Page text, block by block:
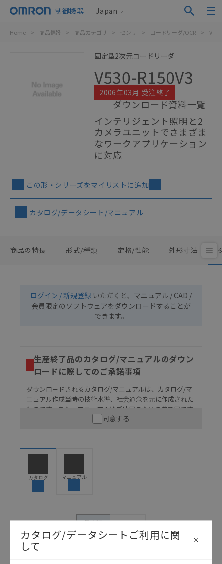
制御機器 Japan
Home > 商品情報 > 商品カテゴリ > センサ > コードリーダ/OCR >
固定型2次元コードリーダ
V530-R150V3
2006年03月 受注終了
ダウンロード資料一覧
インテリジェント照明と2
カメラユニットでさまざま
なワークアプリケーション
に対応
この形・シリーズをマイリストに追加
カタログ/データシート/マニュアル
商品の特長 形式/種類 定格/性能 外形寸法
ログイン / 新規登録 いただくと、マニュアル / CAD /
会員限定のソフトウェアをダウンロードすることが
できます。
生産終了品のカタログ/マニュアルのダウン
ロードに際してのご承諾事項
ダウンロードされるカタログ/マニュアルは、カタログ/マ
ニュアル作成当時の技術水準、社会通念を元に作成された
ものです。また、マニュアルはご使用のための参考用です
ので、ご使用にあたっての安全性については十分にご配慮
うな用途に使用される場合には、システム全体として
保できるよう設計されていること、および本製品が全
ン事例は参考用ですので、ご採用に際しては機器・装
置の機能や安全性をご確認のうえご使用ください。・
商品に接続される推奨機器等、現在では入手困難なも
のもそのまま記載しています。・誤字、脱字が含まれ
同意する
カタログ マニュアル
日本語 English
カタログ/データシートご利用に関
して